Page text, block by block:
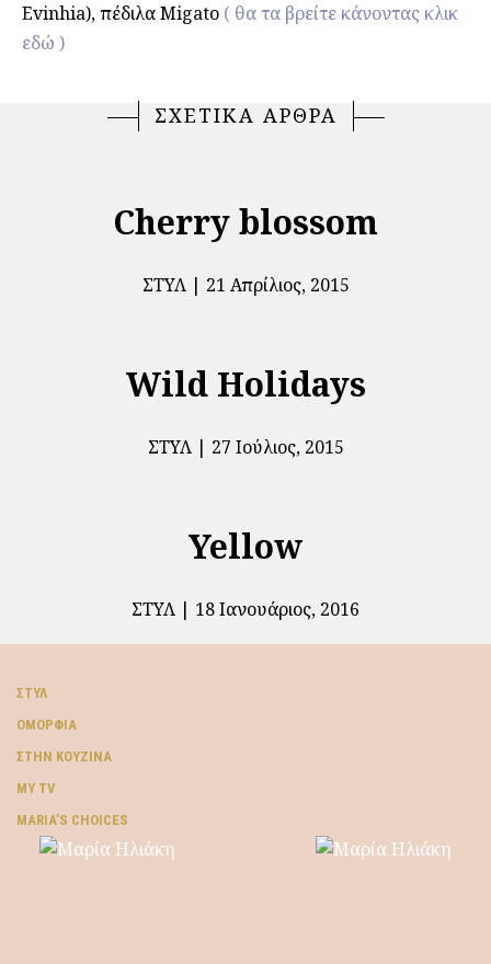
Evinhia), πέδιλα Migato ( θα τα βρείτε κάνοντας κλικ
εδώ )
ΣΧΕΤΙΚΑ ΑΡΘΡΑ
Cherry blossom
ΣΤΥΛ 21 Απρίλιος, 2015
Wild Holidays
ΣΤΥΛ 27 Ιούλιος, 2015
Yellow
ΣΤΥΛ 18 Ιανουάριος, 2016
ΣΤΥΛ
ΟΜΟΡΦΙΆ
ΣΤΗΝ ΚΟΥΖΊΝΑ
MY TV
ΜARIA’S CHOICES